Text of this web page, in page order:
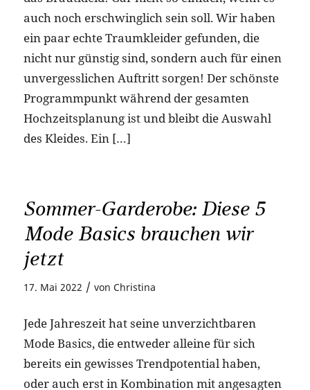
auch noch erschwinglich sein soll. Wir haben
ein paar echte Traumkleider gefunden, die
nicht nur günstig sind, sondern auch für einen
unvergesslichen Auftritt sorgen! Der schönste
Programmpunkt während der gesamten
Hochzeitsplanung ist und bleibt die Auswahl
des Kleides. Ein […]
Sommer-Garderobe: Diese 5
Mode Basics brauchen wir
jetzt
17. Mai 2022 / von Christina
Jede Jahreszeit hat seine unverzichtbaren
Mode Basics, die entweder alleine für sich
bereits ein gewisses Trendpotential haben,
oder auch erst in Kombination mit angesagten